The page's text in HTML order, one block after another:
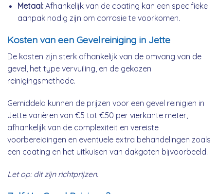
Metaal:Afhankelijk van de coating kan een specifieke
aanpak nodig zijn om corrosie te voorkomen.
Kosten van een Gevelreiniging in Jette
De kosten zijn sterk afhankelijk van de omvang van de
gevel, het type vervuiling, en de gekozen
reinigingsmethode.
Gemiddeld kunnen de prijzen voor een gevel reinigien in
Jette variëren van €5 tot €50 per vierkante meter,
afhankelijk van de complexiteit en vereiste
voorbereidingen en eventuele extra behandelingen zoals
een coating en het uitkuisen van dakgoten bijvoorbeeld.
Let op: dit zijn richtprijzen.